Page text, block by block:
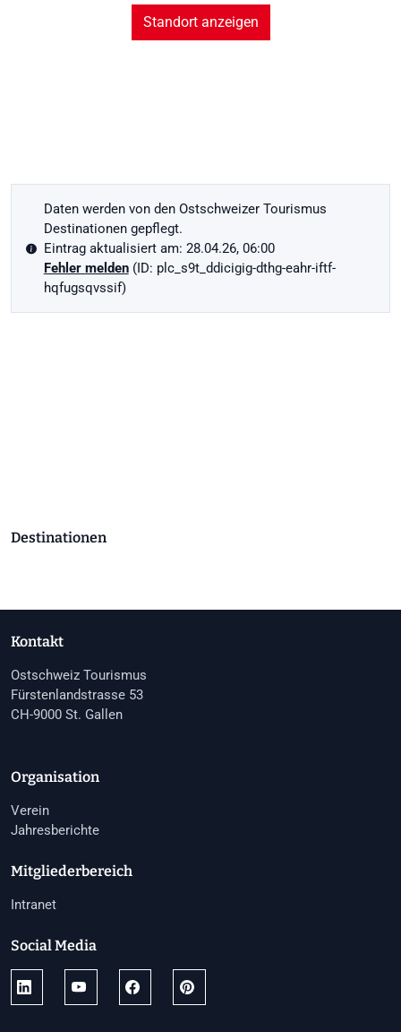
Standort anzeigen
Daten werden von den Ostschweizer Tourismus
Destinationen gepflegt.
Eintrag aktualisiert am: 28.04.26, 06:00
Fehler melden(ID: plc_s9t_ddicigig-dthg-eahr-iftf-
hqfugsqvssif)
Destinationen
Kontakt
Ostschweiz Tourismus
Fürstenlandstrasse 53
CH-9000 St. Gallen
Organisation
Verein
Jahresberichte
Mitgliederbereich
Intranet
Social Media